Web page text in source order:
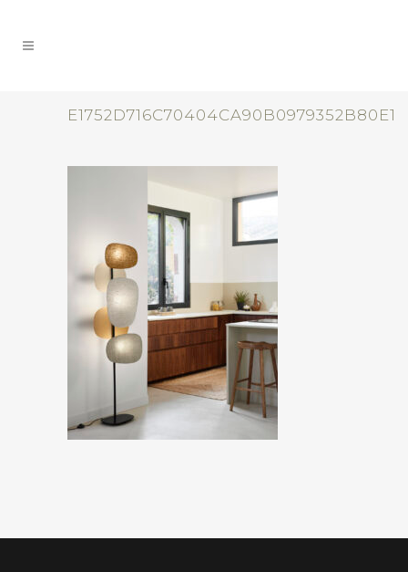
E1752D716C70404CA90B0979352B80E1